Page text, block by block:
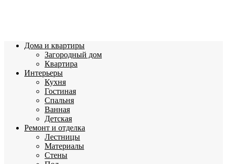
Дома и квартиры
Загородный дом
Квартира
Интерьеры
Кухня
Гостиная
Спальня
Ванная
Детская
Ремонт и отделка
Лестницы
Материалы
Стены